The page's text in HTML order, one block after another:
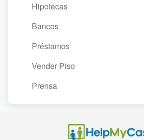
Hipotecas
Bancos
Préstamos
Vender Piso
Prensa